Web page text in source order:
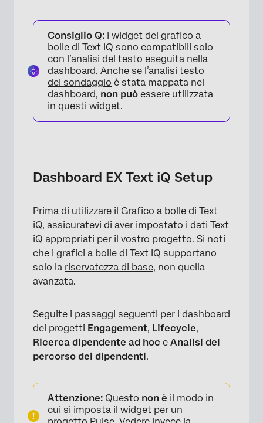
×
×
Consiglio Q: i widget del grafico a
bolle di Text IQ sono compatibili solo
con l’analisi del testo eseguita nella
dashboard. Anche se l’analisi testo
del sondaggio è stata mappata nel
dashboard, non può essere utilizzata
in questi widget.
Dashboard EX Text iQ Setup
Prima di utilizzare il Grafico a bolle di Text
iQ, assicuratevi di aver impostato i dati Text
iQ appropriati per il vostro progetto. Si noti
che i grafici a bolle di Text IQ supportano
solo la riservatezza di base, non quella
avanzata.
Seguite i passaggi seguenti per i dashboard
dei progetti Engagement, Lifecycle,
Ricerca dipendente ad hoc e Analisi del
percorso dei dipendenti.
Attenzione: Questo non è il modo in
cui si imposta il widget per un